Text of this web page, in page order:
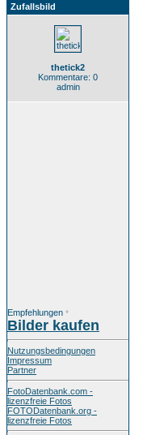
Zufallsbild
thetick2
Kommentare: 0
admin
Empfehlungen *
Bilder kaufen
Nutzungsbedingungen
Impressum
Partner
FotoDatenbank.com -
lizenzfreie Fotos
FOTODatenbank.org -
lizenzfreie Fotos